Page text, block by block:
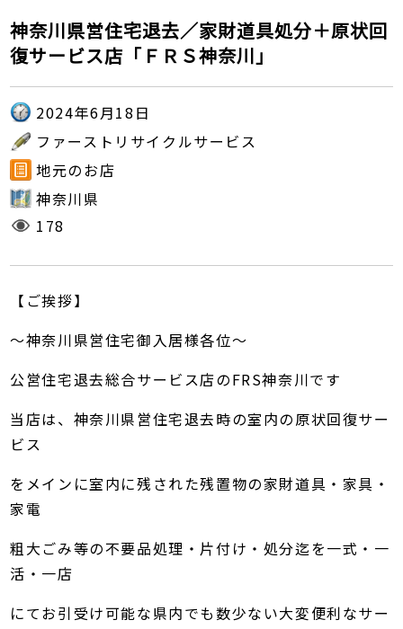
神奈川県営住宅退去／家財道具処分＋原状回
復サービス店「ＦＲＳ神奈川」
2024年6月18日
ファーストリサイクルサービス
地元のお店
神奈川県
178
【ご挨拶】
～神奈川県営住宅御入居様各位～
公営住宅退去総合サービス店のFRS神奈川です
当店は、神奈川県営住宅退去時の室内の原状回復サー
ビス
をメインに室内に残された残置物の家財道具・家具・
家電
粗大ごみ等の不要品処理・片付け・処分迄を一式・一
活・一店
にてお引受け可能な県内でも数少ない大変便利なサー